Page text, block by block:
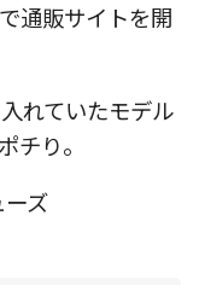
通販サイトを開
れていたモデル
チり。
ズ